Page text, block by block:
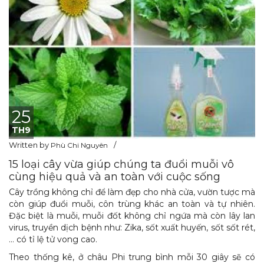
25
TH9
Written by Phù Chi Nguyên
15 loại cây vừa giúp chúng ta đuổi muỗi vô
cùng hiệu quả và an toàn với cuộc sống
Cây trồng không chỉ để làm đẹp cho nhà cửa, vườn tược mà
còn giúp đuổi muỗi, côn trùng khác an toàn và tự nhiên.
Đặc biệt là muỗi, muỗi đốt không chỉ ngứa mà còn lây lan
virus, truyền dịch bệnh như: Zika, sốt xuất huyến, sốt sốt rét,
… có tỉ lệ tử vong cao.
Theo thống kê, ở châu Phi trung bình mỗi 30 giây sẽ có